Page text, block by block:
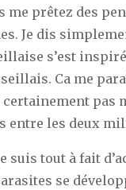
me prêtez des
Je dis
s’est
Ca me
certainement pas
entre les deux
suis tout à fait
se